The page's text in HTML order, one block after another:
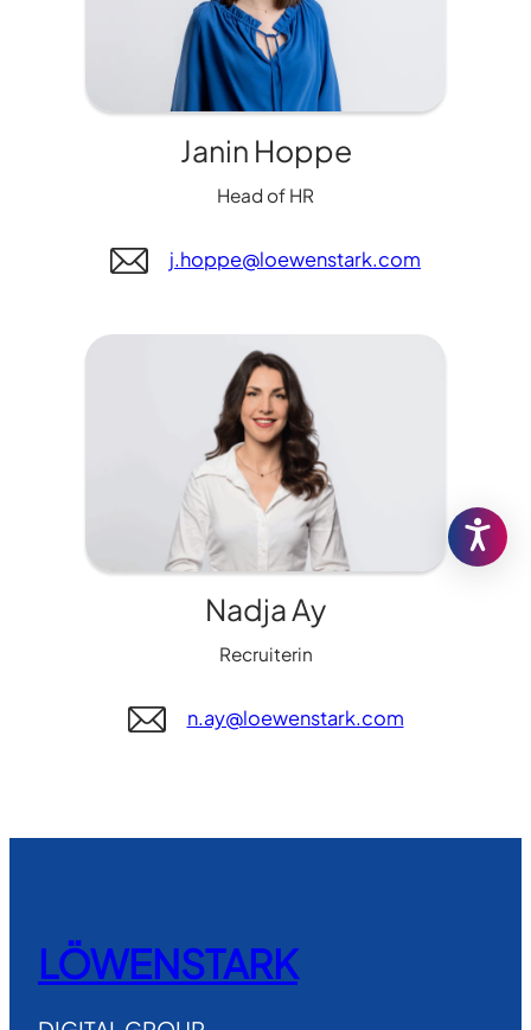
Janin Hoppe
Head of HR
j.hoppe@loewenstark.com
Nadja Ay
Recruiterin
n.ay@loewenstark.com
LÖWENSTARK